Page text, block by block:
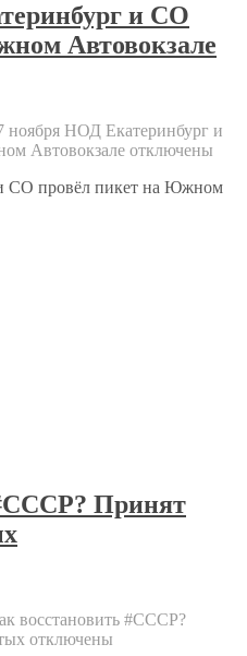
и СО
Автовокзале
ноября НОД Екатеринбург и
Автовокзале отключены
СО провёл пикет на Южном
Принят
восстановить #СССР?
отключены